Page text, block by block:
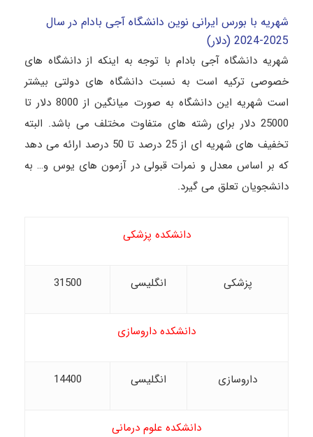
شهریه با بورس ایرانی نوین دانشگاه آجی بادام در سال
2025-2024 (دلار)
شهریه دانشگاه آجی بادام با توجه به اینکه از دانشگاه های
خصوصی ترکیه است به نسبت دانشگاه های دولتی بیشتر
است شهریه این دانشگاه به صورت میانگین از 8000 دلار تا
25000 دلار برای رشته های متفاوت مختلف می باشد. البته
تخفیف های شهریه ای از 25 درصد تا 50 درصد ارائه می دهد
که بر اساس معدل و نمرات قبولی در آزمون های یوس و… به
دانشجویان تعلق می گیرد.
دانشکده پزشکی
پزشکی انگلیسی 31500
دانشکده داروسازی
داروسازی انگلیسی 14400
دانشکده علوم درمانی